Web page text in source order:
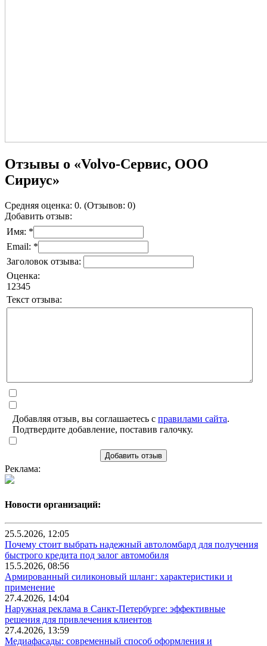
Отзывы о «Volvo-Сервис, ООО
Сириус»
Средняя оценка: 0. (Отзывов: 0)
Добавить отзыв:
Имя: *
Email: *
Заголовок отзыва:
Оценка:
1 2345
Текст отзыва:
Добавляя отзыв, вы соглашаетесь с правилами сайта.
Подтвердите добавление, поставив галочку.
Добавить отзыв
Реклама:
Новости организаций:
25.5.2026, 12:05
Почему стоит выбрать надежный автоломбард для получения
быстрого кредита под залог автомобиля
15.5.2026, 08:56
Армированный силиконовый шланг: характеристики и
применение
27.4.2026, 14:04
Наружная реклама в Санкт-Петербурге: эффективные
решения для привлечения клиентов
27.4.2026, 13:59
Медиафасады: современный способ оформления и